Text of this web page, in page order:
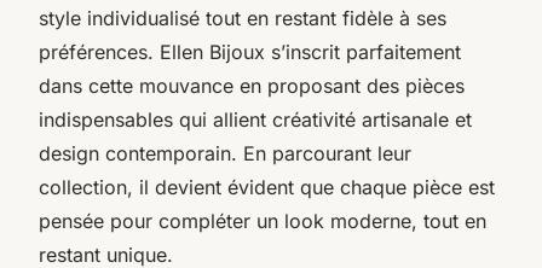
style individualisé tout en restant fidèle à ses
préférences. Ellen Bijoux s’inscrit parfaitement
dans cette mouvance en proposant des pièces
indispensables qui allient créativité artisanale et
design contemporain. En parcourant leur
collection, il devient évident que chaque pièce est
pensée pour compléter un look moderne, tout en
restant unique.